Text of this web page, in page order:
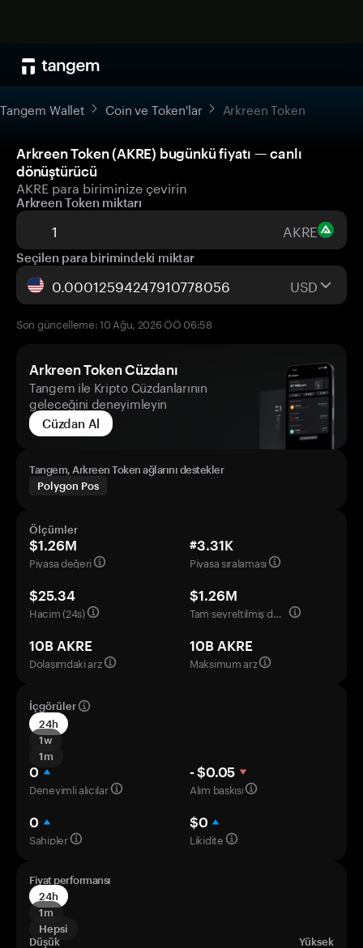
Tangem Wallet Coin ve Token'lar Arkreen Token
Arkreen Token (AKRE) bugünkü fiyatı — canlı
dönüştürücü
AKRE para biriminize çevirin
Arkreen Token miktarı
AKRE
Seçilen para birimindeki miktar
USD
Son güncelleme: 10 Ağu, 2026 ÖÖ 06:58
Arkreen Token Cüzdanı
Tangem ile Kripto Cüzdanlarının
geleceğini deneyimleyin
Cüzdan Al
Tangem, Arkreen Token ağlarını destekler
Polygon Pos
Ölçümler
$1.26M
Piyasa değeri
#3.31K
Piyasa sıralaması
$25.34
Hacim (24s)
$1.26M
Tam seyreltilmiş değerleme
10B AKRE
Dolaşımdaki arz
10B AKRE
Maksimum arz
İçgörüler
24h
1w
1m
0
Deneyimli alıcılar
- $0.05
Alım baskısı
0
Sahipler
$0
Likidite
Fiyat performansı
24h
1m
Hepsi
Düşük
Yüksek